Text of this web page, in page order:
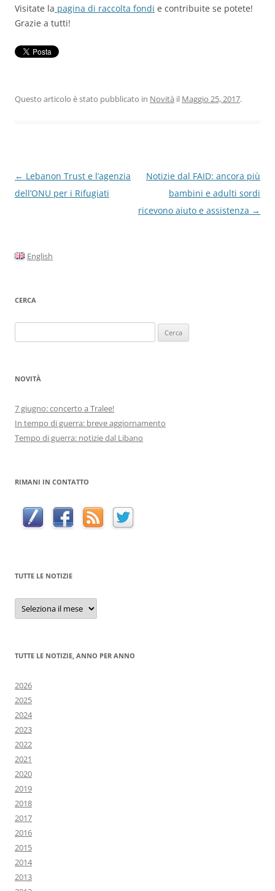
Visitate la pagina di raccolta fondi e contribuite se potete!
Grazie a tutti!
Questo articolo è stato pubblicato in Novità il Maggio 25, 2017.
Navigazione
articolo
← Lebanon Trust e l’agenzia
dell’ONU per i Rifugiati
Notizie dal FAID: ancora più
bambini e adulti sordi
ricevono aiuto e assistenza →
English
CERCA
per:
NOVITÀ
7 giugno: concerto a Tralee!
In tempo di guerra: breve aggiornamento
Tempo di guerra: notizie dal Libano
RIMANI IN CONTATTO
TUTTE LE NOTIZIE
Tutte
notizie
TUTTE LE NOTIZIE, ANNO PER ANNO
2026
2025
2024
2023
2022
2021
2020
2019
2018
2017
2016
2015
2014
2013